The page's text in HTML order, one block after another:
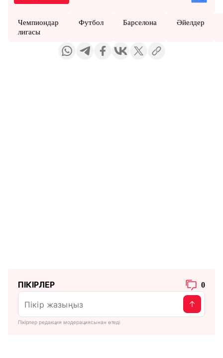
Чемпиондар
лигасы
Футбол Барселона Әйелдер
ПІКІРЛЕР 0
Пікірлер редакция модерациясынан өтеді